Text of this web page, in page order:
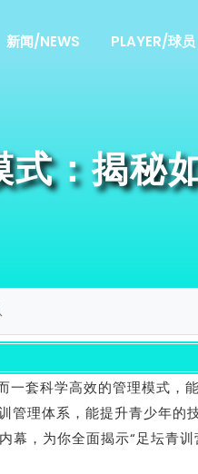
新闻/NEWS PLAYER/球员
：揭秘
一套科学高效的管理模式，
管理体系，能提升青少年的
幕，为你全面揭示“足坛青训